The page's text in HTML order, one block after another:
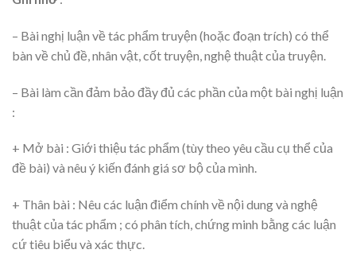
– Bài nghị luận về tác phẩm truyện (hoặc đoạn trích) có thể
bàn về chủ đề, nhân vật, cốt truyện, nghệ thuật của truyện.
– Bài làm cần đảm bảo đầy đủ các phần của một bài nghị luận
:
+ Mở bài : Giới thiệu tác phẩm (tùy theo yêu cầu cụ thể của
đề bài) và nêu ý kiến đánh giá sơ bộ của mình.
+ Thân bài : Nêu các luận điểm chính về nội dung và nghệ
thuật của tác phẩm ; có phân tích, chứng minh bằng các luận
cứ tiêu biểu và xác thực.